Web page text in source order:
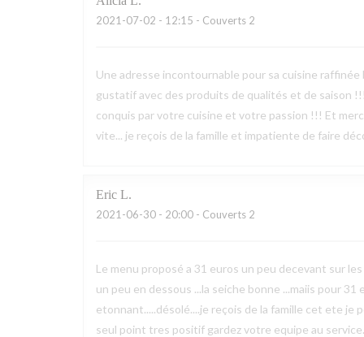
2021-07-02 - 12:15 - Couverts 2
Une adresse incontournable pour sa cuisine
gustatif avec des produits de qualités et de saison
conquis par votre cuisine et votre passion !!! Et
vite... je reçois de la famille et impatiente de faire
Eric L
2021-06-30 - 20:00 - Couverts 2
Le menu proposé a 31 euros un peu decevant sur
un peu en dessous ...la seiche bonne ...maiis pour
etonnant.....désolé....je reçois de la famille cet ete je
seul point tres positif gardez votre equipe au